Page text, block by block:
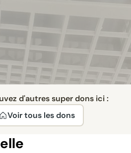
d'autres super dons ici :
Voir tous les dons